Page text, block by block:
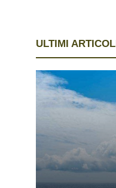
ULTIMI ARTICOLI